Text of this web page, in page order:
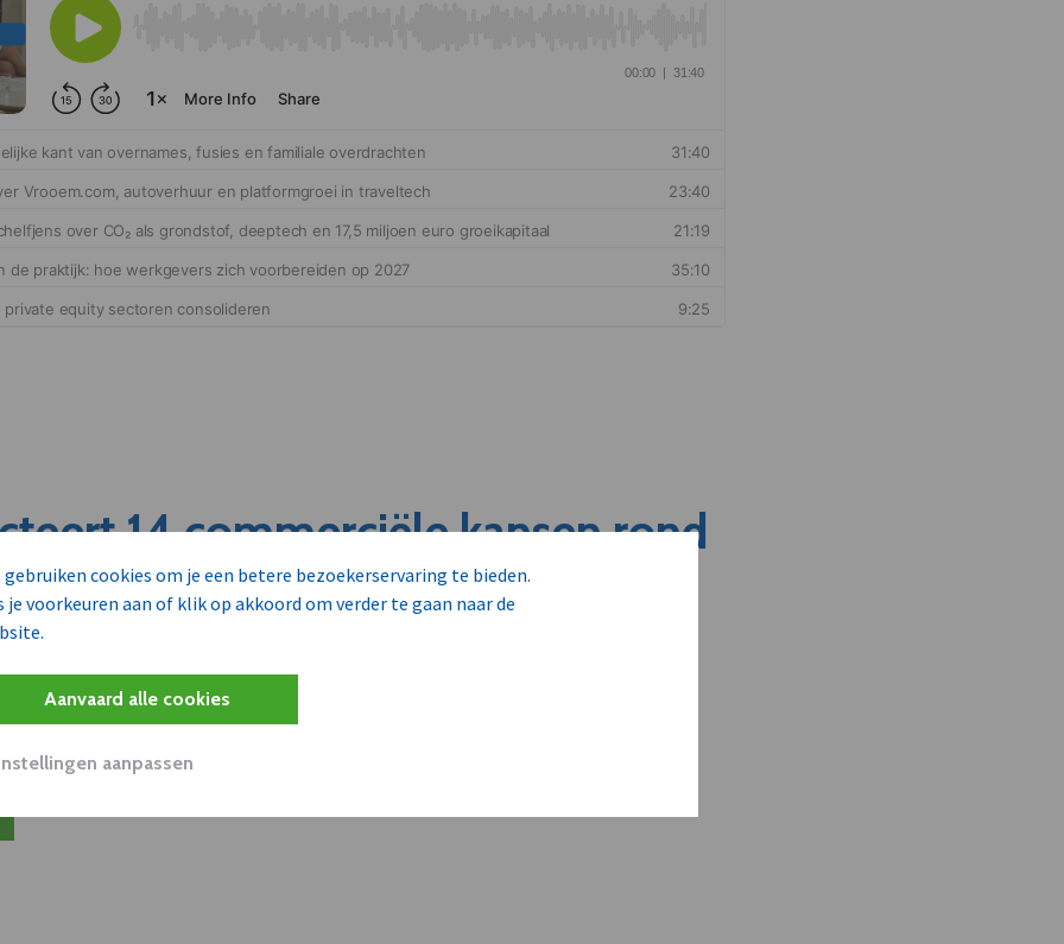
gebruiken cookies om je een betere bezoekerservaring te bieden.
je voorkeuren aan of klik op akkoord om verder te gaan naar de
Aanvaard alle cookies
aanpassen
14 commerciële kansen rond
klant worden van deze onderneming?
worden mogelijk relevant?